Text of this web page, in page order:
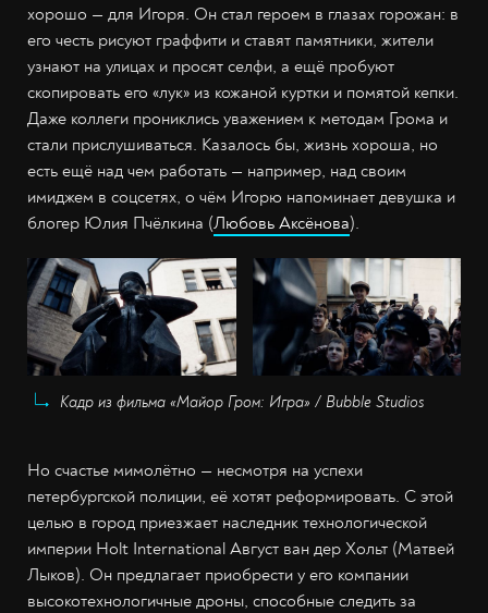
хорошо — для Игоря. Он стал героем в глазах горожан: в
его честь рисуют граффити и ставят памятники, жители
узнают на улицах и просят селфи, а ещё пробуют
скопировать его «лук» из кожаной куртки и помятой кепки.
Даже коллеги прониклись уважением к методам Грома и
стали прислушиваться. Казалось бы, жизнь хороша, но
есть ещё над чем работать — например, над своим
имиджем в соцсетях, о чём Игорю напоминает девушка и
блогер Юлия Пчёлкина (Любовь Аксёнова).
Кадр из фильма «Майор Гром: Игра» / Bubble Studios
Но счастье мимолётно — несмотря на успехи
петербургской полиции, её хотят реформировать. С этой
целью в город приезжает наследник технологической
империи Holt International Август ван дер Хольт (Матвей
Лыков). Он предлагает приобрести у его компании
высокотехнологичные дроны, способные следить за